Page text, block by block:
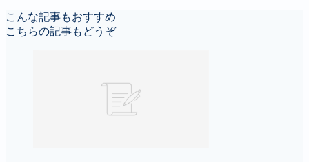
こんな記事もおすすめ
こちらの記事もどうぞ